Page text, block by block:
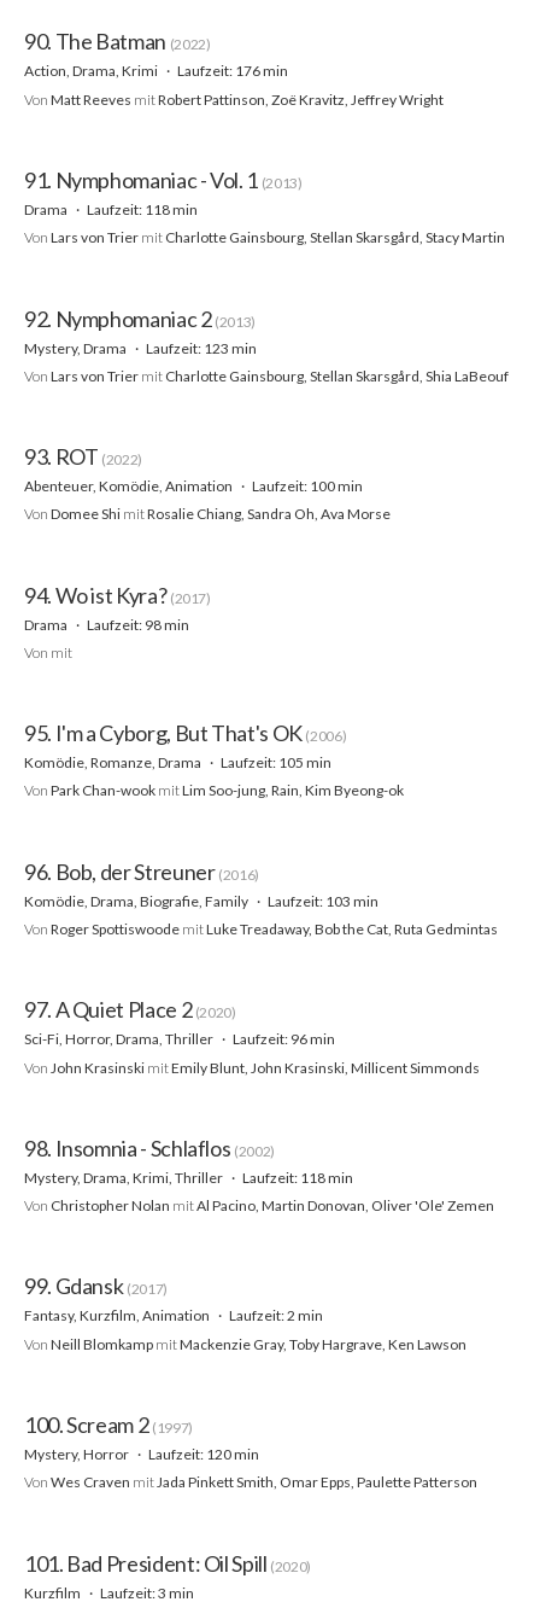
90. The Batman (2022)
Action, Drama, Krimi
Laufzeit: 176 min
Von Matt Reeves mitRobert Pattinson, Zoë Kravitz, Jeffrey Wright
91. Nymphomaniac - Vol. 1 (2013)
Drama
Laufzeit: 118 min
Von Lars von Trier mit Charlotte Gainsbourg, Stellan Skarsgård, Stacy Martin
92. Nymphomaniac 2 (2013)
Mystery, Drama
Laufzeit: 123 min
Von Lars von Trier mit Charlotte Gainsbourg, Stellan Skarsgård, Shia LaBeouf
93. ROT (2022)
Abenteuer, Komödie, Animation
Laufzeit: 100 min
Von Domee Shi mitRosalie Chiang, Sandra Oh, Ava Morse
94. Wo ist Kyra? (2017)
Drama
Laufzeit: 98 min
Von mit
95. I'm a Cyborg, But That's OK (2006)
Komödie, Romanze, Drama
Laufzeit: 105 min
Von Park Chan-wook mitLim Soo-jung, Rain, Kim Byeong-ok
96. Bob, der Streuner (2016)
Komödie, Drama, Biografie, Family
Laufzeit: 103 min
Von Roger Spottiswoode mitLuke Treadaway, Bob the Cat, Ruta Gedmintas
97. A Quiet Place 2 (2020)
Sci-Fi, Horror, Drama, Thriller
Laufzeit: 96 min
Von John Krasinski mitEmily Blunt, John Krasinski, Millicent Simmonds
98. Insomnia - Schlaflos (2002)
Mystery, Drama, Krimi, Thriller
Laufzeit: 118 min
Von Christopher Nolan mitAl Pacino, Martin Donovan, Oliver 'Ole' Zemen
99. Gdansk (2017)
Fantasy, Kurzfilm, Animation
Laufzeit: 2 min
Von Neill Blomkamp mitMackenzie Gray, Toby Hargrave, Ken Lawson
100. Scream 2 (1997)
Mystery, Horror
Laufzeit: 120 min
Von Wes Craven mitJada Pinkett Smith, Omar Epps, Paulette Patterson
101. Bad President: Oil Spill (2020)
Kurzfilm
Laufzeit: 3 min